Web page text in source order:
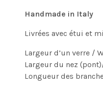
Handmade in Italy
Livrées avec étui et
Largeur d’un verre /
Largeur du nez
Longueur des